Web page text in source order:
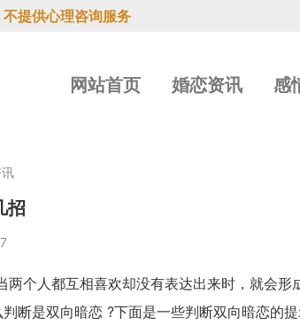
提供心理咨询服务
网站首页 婚恋资讯 感
招
两个人都互相喜欢却没有表达出来时，就会
断是双向暗恋 ?下面是一些判断双向暗恋的提